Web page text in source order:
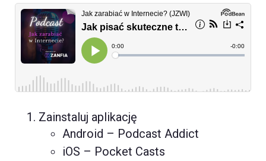
Zainstaluj aplikację
Android – Podcast Addict
iOS – Pocket Casts